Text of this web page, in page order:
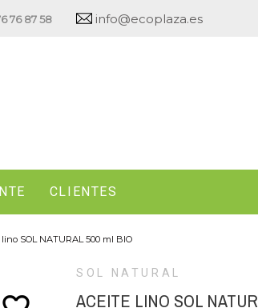
76 87 58 info@ecoplaza.es
CLIENTES
SOL NATURAL 500 ml BIO
SOL NATURAL
ACEITE LINO SOL